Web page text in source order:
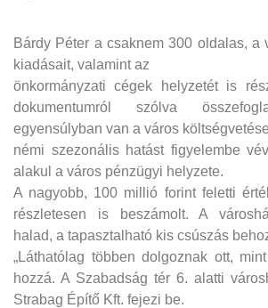
Bárdy Péter a csaknem 300 oldalas, a
kiadásait, valamint az
önkormányzati cégek helyzetét is
dokumentumról szólva
egyensúlyban van a város
némi szezonális hatást figyelembe
alakul a város pénzügyi helyzete.
A nagyobb, 100 millió forint feletti
részletesen is beszámolt. A
halad, a tapasztalható kis csúszás
„Láthatólag többen dolgoznak ott,
hozzá. A Szabadság tér 6. alatti
Strabag Építő Kft. fejezi be.